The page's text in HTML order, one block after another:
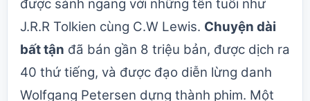
được sánh ngang với những tên tuổi như
J.R.R Tolkien cùng C.W Lewis. Chuyện dài
bất tận đã bán gần 8 triệu bản, được dịch ra
40 thứ tiếng, và được đạo diễn lừng danh
Wolfgang Petersen dựng thành phim. Một